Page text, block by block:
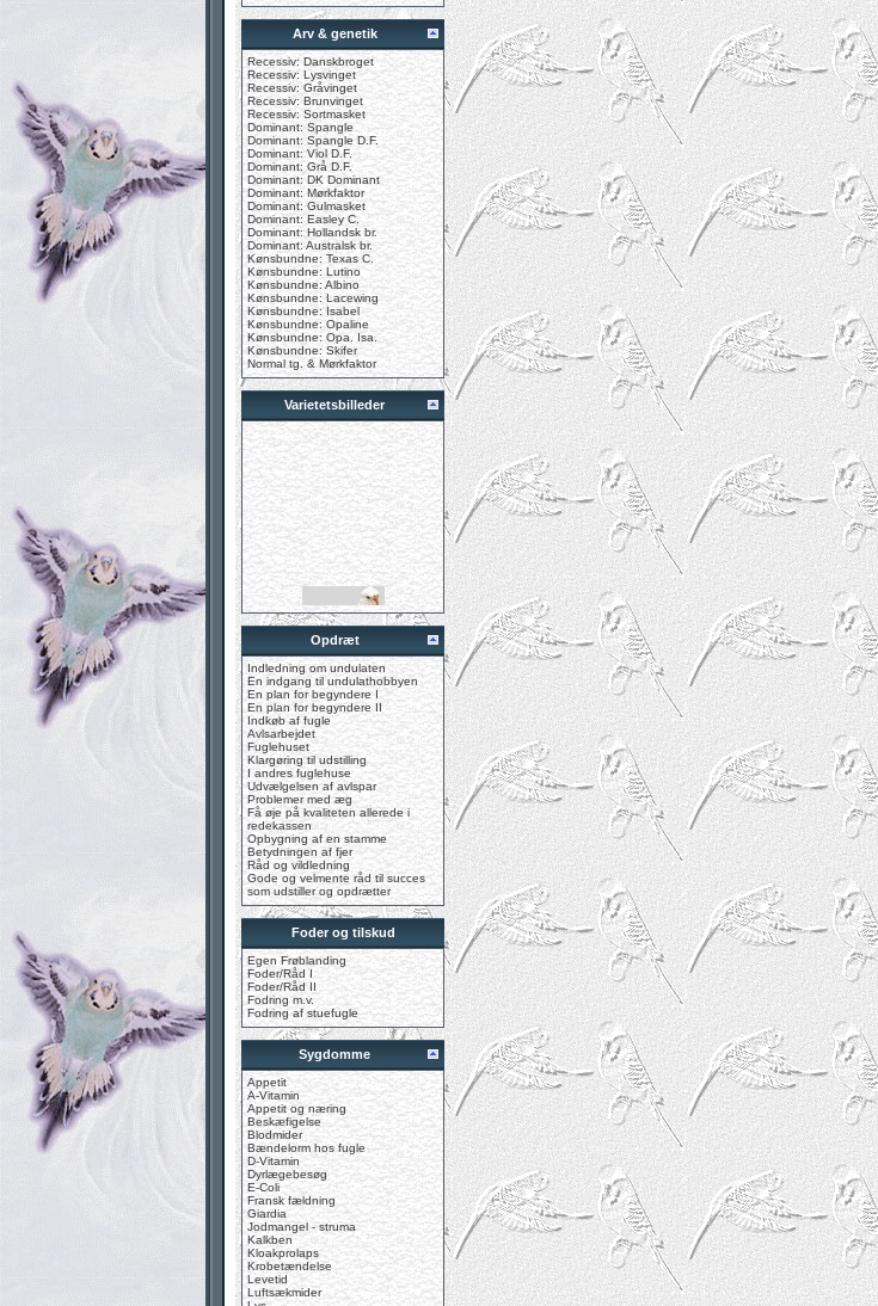
Arv & genetik
Recessiv: Danskbroget
Recessiv: Lysvinget
Recessiv: Gråvinget
Recessiv: Brunvinget
Recessiv: Sortmasket
Dominant: Spangle
Dominant: Spangle D.F.
Dominant: Viol D.F.
Dominant: Grå D.F.
Dominant: DK Dominant
Dominant: Mørkfaktor
Dominant: Gulmasket
Dominant: Easley C.
Dominant: Hollandsk br.
Dominant: Australsk br.
Kønsbundne: Texas C.
Kønsbundne: Lutino
Kønsbundne: Albino
Kønsbundne: Lacewing
Kønsbundne: Isabel
Kønsbundne: Opaline
Kønsbundne: Opa. Isa.
Kønsbundne: Skifer
Normal tg. & Mørkfaktor
Varietetsbilleder
Opdræt
Indledning om undulaten
En indgang til undulathobbyen
En plan for begyndere I
En plan for begyndere II
Indkøb af fugle
Avlsarbejdet
Fuglehuset
Klargøring til udstilling
I andres fuglehuse
Udvælgelsen af avlspar
Problemer med æg
Få øje på kvaliteten allerede i
redekassen
Opbygning af en stamme
Betydningen af fjer
Råd og vildledning
Gode og velmente råd til succes
som udstiller og opdrætter
Foder og tilskud
Egen Frøblanding
Foder/Råd I
Foder/Råd II
Fodring m.v.
Fodring af stuefugle
Sygdomme
Appetit
A-Vitamin
Appetit og næring
Beskæfigelse
Blodmider
Bændelorm hos fugle
D-Vitamin
Dyrlægebesøg
E-Coli
Fransk fældning
Giardia
Jodmangel - struma
Kalkben
Kloakprolaps
Krobetændelse
Levetid
Luftsækmider